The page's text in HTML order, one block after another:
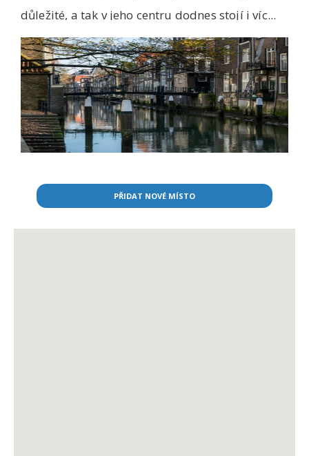
důležité, a tak v jeho centru dodnes stojí i víc...
PŘIDAT NOVÉ MÍSTO